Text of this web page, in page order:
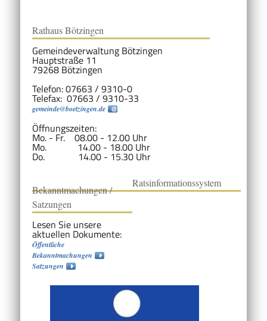
Rathaus Bötzingen
Gemeindeverwaltung Bötzingen
Hauptstraße 11
79268 Bötzingen
Telefon: 07663 / 9310-0
Telefax: 07663 / 9310-33
gemeinde@boetzingen.de
Öffnungszeiten:
Mo. - Fr. 08.00 - 12.00 Uhr
Mo. 14.00 - 18.00 Uhr
Do. 14.00 - 15.30 Uhr
Bekanntmachungen /
Satzungen
Lesen Sie unsere
aktuellen Dokumente:
Öffentliche
Bekanntmachungen
Satzungen
Ratsinformationssystem